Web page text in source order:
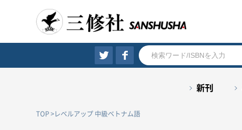
新刊
TOP レベルアップ 中級ベトナム語